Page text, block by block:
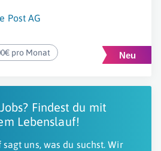
Post AG
pro Monat
Findest du mit
Lebenslauf!
uns, was du suchst. Wir